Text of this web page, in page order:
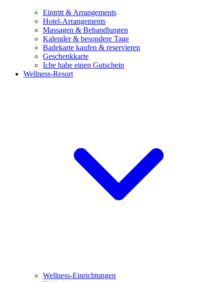
Eintritt & Arrangements
Hotel-Arrangements
Massagen & Behandlungen
Kalender & besondere Tage
Badekarte kaufen & reservieren
Geschenkkarte
Iche habe einen Gutschein
Wellness-Resort
Wellness-Einrichtungen